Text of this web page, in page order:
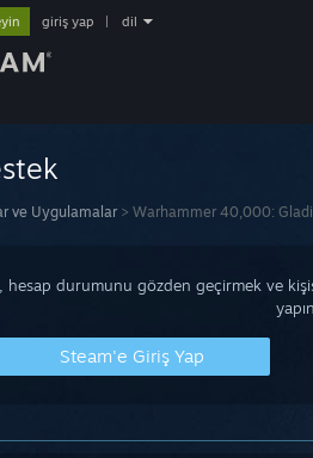
giriş yap dil
ve Uygulamalar > Warhammer 40,000:
hesap durumunu gözden geçirmek ve
Steam'e Giriş Yap